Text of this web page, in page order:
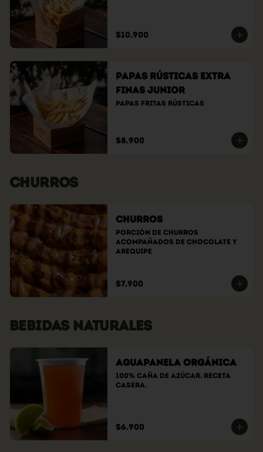
$10.900
Papas Rústicas Extra
Finas Junior
Papas fritas rústicas
$8.900
CHURROS
Churros
Porción de churros
acompañados de chocolate y
arequipe
$7.900
BEBIDAS NATURALES
Aguapanela Orgánica
100% caña de azúcar. Receta
casera.
$6.900